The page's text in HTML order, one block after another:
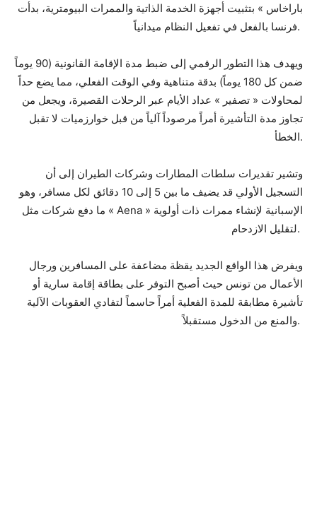
باراخاس » بتثبيت أجهزة الخدمة الذاتية والممرات البيومترية، بدأت
فرنسا بالفعل في تفعيل النظام ميدانياً.
ويهدف هذا التطور الرقمي إلى ضبط مدة الإقامة القانونية (90 يوماً
ضمن كل 180 يوماً) بدقة متناهية وفي الوقت الفعلي، مما يضع حداً
لمحاولات « تصفير » عداد الأيام عبر الرحلات القصيرة، ويجعل من
تجاوز مدة التأشيرة أمراً مرصوداً آلياً من قبل خوارزميات لا تقبل
الخطأ.
وتشير تقديرات سلطات المطارات وشركات الطيران إلى أن
التسجيل الأولي قد يضيف ما بين 5 إلى 10 دقائق لكل مسافر، وهو
ما دفع شركات مثل « Aena » الإسبانية لإنشاء ممرات ذات أولوية
لتقليل الازدحام.
ويفرض هذا الواقع الجديد يقظة مضاعفة على المسافرين ورجال
الأعمال من تونس حيث أصبح التوفر على بطاقة إقامة سارية أو
تأشيرة مطابقة للمدة الفعلية أمراً حاسماً لتفادي العقوبات الآلية
والمنع من الدخول مستقبلاً.